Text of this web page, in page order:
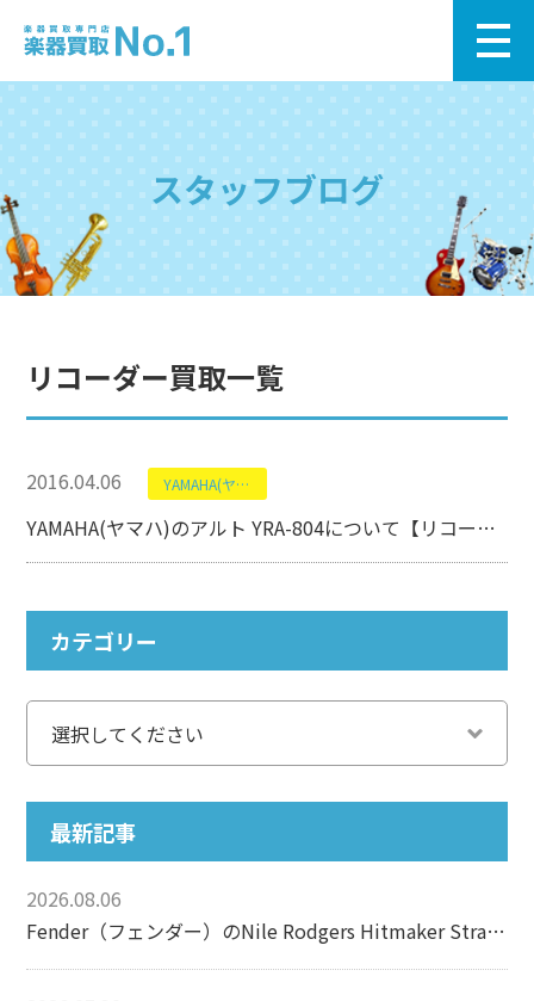
スタッフブログ
リコーダー買取一覧
2016.04.06 YAMAHA(ヤマハ)
YAMAHA(ヤマハ)のアルト YRA-804について【リコーダー】
カテゴリー
最新記事
2026.08.06
Fender（フェンダー）のNile Rodgers Hitmaker Stratocasterについて【エレキギター】